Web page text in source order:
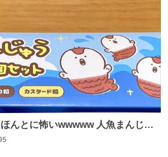
怖いwwwww 人魚まんじゅ
永遠のいのちを…ぐへへ…と思いな